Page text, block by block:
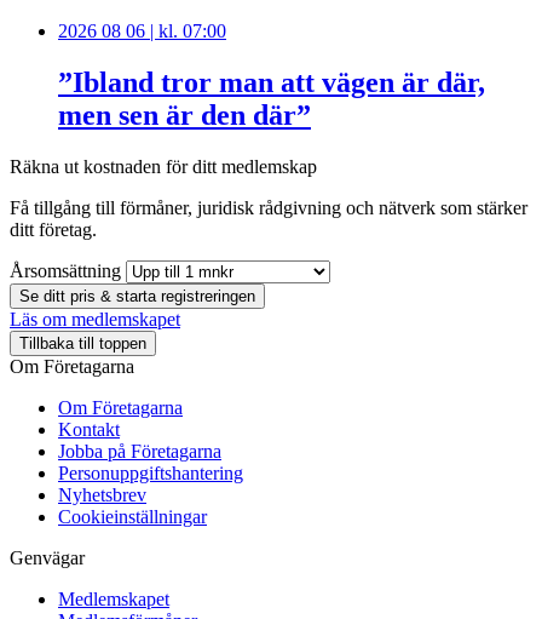
2026 08 06 | kl. 07:00
”Ibland tror man att vägen är där,
men sen är den där”
Räkna ut kostnaden för ditt medlemskap
Få tillgång till förmåner, juridisk rådgivning och nätverk som stärker
ditt företag.
Årsomsättning
Se ditt pris & starta registreringen
Läs om medlemskapet
Tillbaka till toppen
Om Företagarna
Om Företagarna
Kontakt
Jobba på Företagarna
Personuppgiftshantering
Nyhetsbrev
Cookieinställningar
Genvägar
Medlemskapet